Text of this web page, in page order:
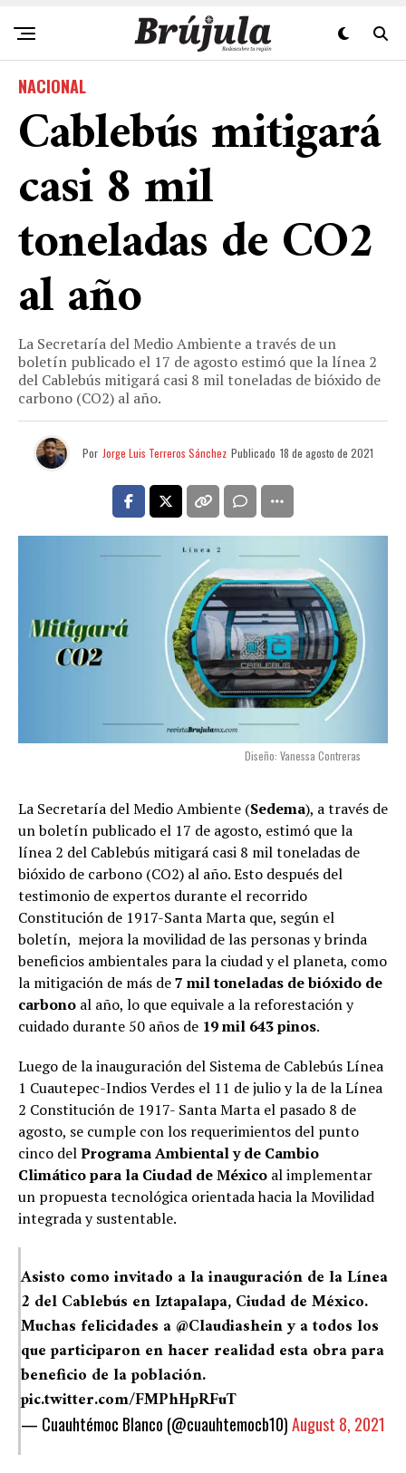
NACIONAL
Cablebús mitigará
casi 8 mil
toneladas de CO2
al año
La Secretaría del Medio Ambiente a través de un
boletín publicado el 17 de agosto estimó que la línea 2
del Cablebús mitigará casi 8 mil toneladas de bióxido de
carbono (CO2) al año.
Por Jorge Luis Terreros Sánchez Publicado 18 de agosto de 2021
Diseño: Vanessa Contreras
La Secretaría del Medio Ambiente (Sedema), a través de
un boletín publicado el 17 de agosto, estimó que la
línea 2 del Cablebús mitigará casi 8 mil toneladas de
bióxido de carbono (CO2) al año. Esto después del
testimonio de expertos durante el recorrido
Constitución de 1917-Santa Marta que, según el
boletín, mejora la movilidad de las personas y brinda
beneficios ambientales para la ciudad y el planeta, como
la mitigación de más de7 mil toneladas de bióxido de
carbono al año, lo que equivale a la reforestación y
cuidado durante 50 años de 19 mil 643 pinos.
Luego de la inauguración del Sistema de Cablebús Línea
1 Cuautepec-Indios Verdes el 11 de julio y la de la Línea
2 Constitución de 1917- Santa Marta el pasado 8 de
agosto, se cumple con los requerimientos del punto
cinco delPrograma Ambiental y de Cambio
Climático para la Ciudad de México al implementar
un propuesta tecnológica orientada hacia la Movilidad
integrada y sustentable.
Asisto como invitado a la inauguración de la Línea
2 del Cablebús en Iztapalapa, Ciudad de México.
Muchas felicidades a@Claudiasheiny a todos los
que participaron en hacer realidad esta obra para
beneficio de la población.
pic.twitter.com/FMPhHpRFuT
— Cuauhtémoc Blanco (@cuauhtemocb10)August 8, 2021